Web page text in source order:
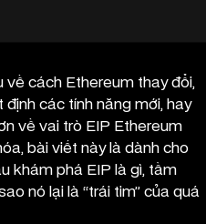
về cách Ethereum thay đổi,
các tính năng mới, hay
về vai trò EIP Ethereum
bài viết này là dành cho
khám phá EIP là gì, tầm
nó lại là “trái tim” của quá